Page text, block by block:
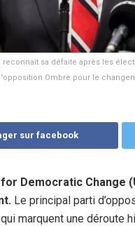
reconnait sa défaite après les
Ombre pour le
sur facebook
Democratic Change
Le principal parti
marquent une déroute